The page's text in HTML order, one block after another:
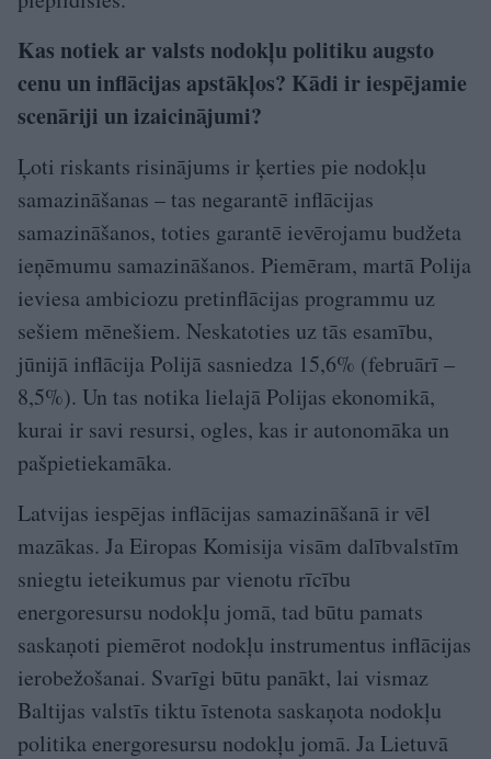
Kas notiek ar valsts nodokļu politiku augsto
cenu un inflācijas apstākļos? Kādi ir iespējamie
scenāriji un izaicinājumi?
Ļoti riskants risinājums ir ķerties pie nodokļu
samazināšanas – tas negarantē inflācijas
samazināšanos, toties garantē ievērojamu budžeta
ieņēmumu samazināšanos. Piemēram, martā Polija
ieviesa ambiciozu pretinflācijas programmu uz
sešiem mēnešiem. Neskatoties uz tās esamību,
jūnijā inflācija Polijā sasniedza 15,6% (februārī –
8,5%). Un tas notika lielajā Polijas ekonomikā,
kurai ir savi resursi, ogles, kas ir autonomāka un
pašpietiekamāka.
Latvijas iespējas inflācijas samazināšanā ir vēl
mazākas. Ja Eiropas Komisija visām dalībvalstīm
sniegtu ieteikumus par vienotu rīcību
energoresursu nodokļu jomā, tad būtu pamats
saskaņoti piemērot nodokļu instrumentus inflācijas
ierobežošanai. Svarīgi būtu panākt, lai vismaz
Baltijas valstīs tiktu īstenota saskaņota nodokļu
politika energoresursu nodokļu jomā. Ja Lietuvā